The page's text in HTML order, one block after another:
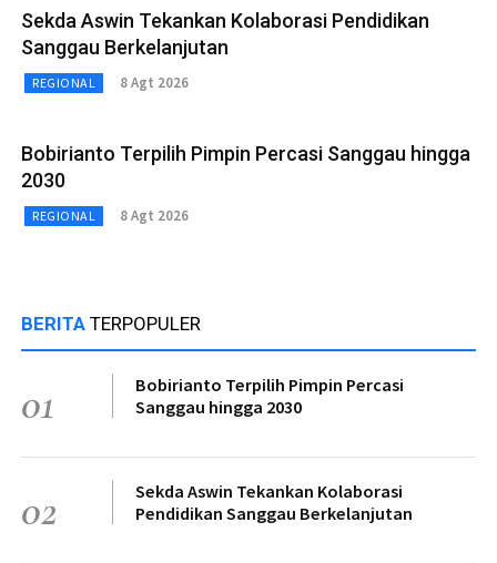
Sekda Aswin Tekankan Kolaborasi Pendidikan
Sanggau Berkelanjutan
REGIONAL 8 Agt 2026
Bobirianto Terpilih Pimpin Percasi Sanggau hingga
2030
REGIONAL 8 Agt 2026
BERITA TERPOPULER
01
Bobirianto Terpilih Pimpin Percasi
Sanggau hingga 2030
02
Sekda Aswin Tekankan Kolaborasi
Pendidikan Sanggau Berkelanjutan